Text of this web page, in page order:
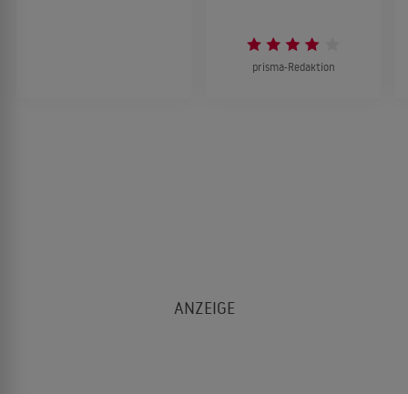
prisma-Redaktion